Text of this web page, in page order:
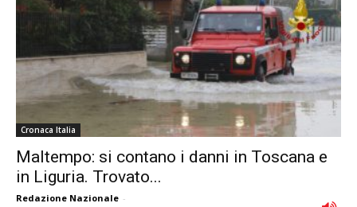
Cronaca Italia
Maltempo: si contano i danni in Toscana e
in Liguria. Trovato...
Redazione Nazionale -